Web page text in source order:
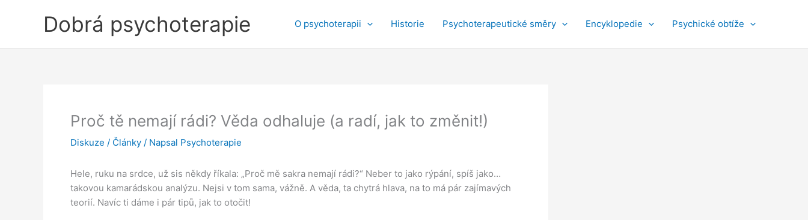
Dobrá psychoterapie O psychoterapii Historie Psychoterapeutické směry Encyklopedie Psychické obtíže
Proč tě nemají rádi? Věda odhaluje (a radí, jak to změnit!)
Diskuze / Články / Napsal Psychoterapie
Hele, ruku na srdce, už sis někdy říkala: „Proč mě sakra nemají rádi?“ Neber to jako rýpání, spíš jako…
takovou kamarádskou analýzu. Nejsi v tom sama, vážně. A věda, ta chytrá hlava, na to má pár zajímavých
teorií. Navíc ti dáme i pár tipů, jak to otočit!